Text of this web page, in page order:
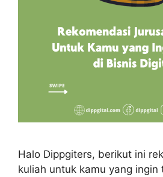
Halo Dippgiters, berikut ini
kuliah untuk kamu yang ingin